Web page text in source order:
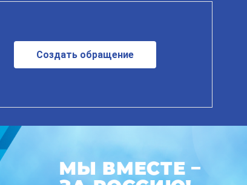
Создать обращение